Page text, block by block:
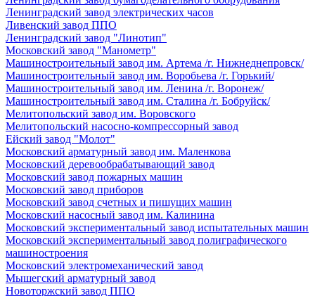
Ленинградский завод электрических часов
Ливенский завод ППО
Ленинградский завод "Линотип"
Московский завод "Манометр"
Машиностроительный завод им. Артема /г. Нижнеднепровск/
Машиностроительный завод им. Воробьева /г. Горький/
Машиностроительный завод им. Ленина /г. Воронеж/
Машиностроительный завод им. Сталина /г. Бобруйск/
Мелитопольский завод им. Воровского
Мелитопольский насосно-компрессорный завод
Ейский завод "Молот"
Московский арматурный завод им. Маленкова
Московский деревообрабатывающий завод
Московский завод пожарных машин
Московский завод приборов
Московский завод счетных и пишущих машин
Московский насосный завод им. Калинина
Московский экспериментальный завод испытательных машин
Московский экспериментальный завод полиграфического
машиностроения
Московский электромеханический завод
Мышегский арматурный завод
Новоторжский завод ППО